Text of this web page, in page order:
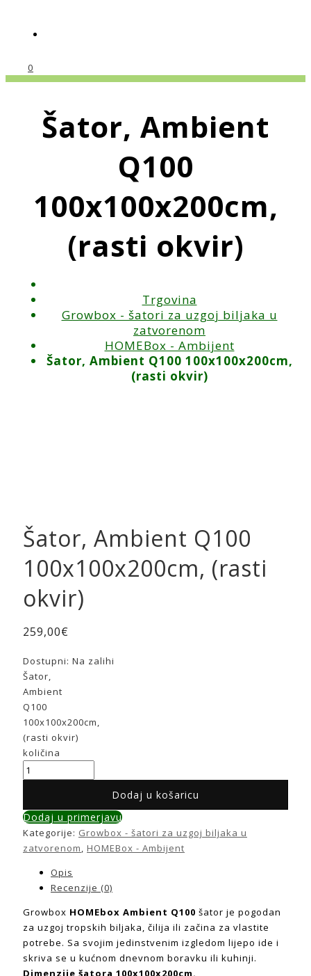
0
Šator, Ambient
Q100
100x100x200cm,
(rasti okvir)
Trgovina
Growbox - šatori za uzgoj biljaka u
zatvorenom
HOMEBox - Ambijent
Šator, Ambient Q100 100x100x200cm,
(rasti okvir)
Šator, Ambient Q100
100x100x200cm, (rasti
okvir)
259,00€
Dostupni: Na zalihi
Šator,
Ambient
Q100
100x100x200cm,
(rasti okvir)
količina
Dodaj u košaricu
Dodaj u primerjavu
Kategorije: Growbox - šatori za uzgoj biljaka u
zatvorenom, HOMEBox - Ambijent
Opis
Recenzije (0)
Growbox HOMEbox Ambient Q100 šator je pogodan
za uzgoj tropskih biljaka, čilija ili začina za vlastite
potrebe. Sa svojim jedinstvenim izgledom lijepo ide i
skriva se u kućnom dnevnom boravku ili kuhinji.
Dimenzije šatora 100x100x200cm.